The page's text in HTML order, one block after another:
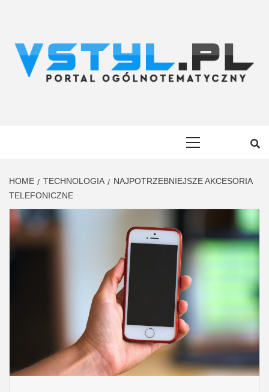
HOME TECHNOLOGIA
NAJPOTRZEBNIEJSZE AKCESORIA
TELEFONICZNE